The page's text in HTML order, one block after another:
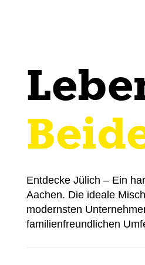
Entdecke Jülich – Ein
Aachen. Die ideale
modernsten
familienfreundlichen